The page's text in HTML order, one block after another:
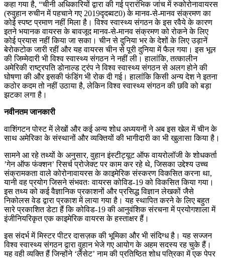
कहा गया है, “चीनी अधिकारियों द्वारा की गई प्रारंभिक जांच में रुकोरोनावायरस
(रुवुहान रुचीन में पहचाने गए 2019दृदब्वट0) के मानव-से-मानव संक्रमण का
कोई स्पष्ट प्रमाण नहीं मिला है। विश्व स्वास्थ्य संगठन के इस रवैये के कारण
इतने भयानक वायरस के बावजूद मानव-से-मानव संक्रमण को रोकने के लिए
कोई प्रयास नहीं किया जा सका। चीन से दुनिया भर के देशों के लिए उड़ानें
बेरोकटोक जारी रहीं और यह वायरस चीन से पूरी दुनिया में फैल गया। इस भूल
की जिम्मेदारी भी विश्व स्वास्थ्य संगठन ने नहीं ली। हालांकि, तत्कालीन
अमेरिकी राष्ट्रपति डोनाल्ड ट्रंप ने विश्व स्वास्थ्य संगठन से अलग होने की
घोषणा की और इसकी फंडिंग भी रोक दी गई। हालांकि किसी अन्य देश ने इतना
कठोर कदम तो नहीं उठाया है, लेकिन विश्व स्वास्थ्य संगठन की छवि को बड़ा
झटका लगा है।
नवीनतम जानकारी
वाशिंगटन पोस्ट में लेखों और कई अन्य शोध अध्ययनों ने अब इस खेल में चीन के
साथ अमेरिका के संस्थानों और व्यक्तियों की भागीदारी का भी खुलासा किया है।
सामने आ रहे तथ्यों के अनुसार, वुहान इंस्टीट्यूट ऑफ वायरोलॉजी के शोधकर्ता
’गेन ऑफ फंक्शन’ रिसर्च प्रोजेक्ट पर काम कर रहे थे, जिसका उद्देश्य उच्च
संक्रामकता वाले कोरोनावायरस के काइमेरिक संस्करण विकसित करना था,
यानी वह प्रयोग जिसने संभवतः वायरस कोविड-19 को विकसित किया गया।
इस तथ्य को कई वैज्ञानिक प्रकाशनों और प्रसिद्ध विज्ञान लेखकों जैसे
निकोलस वेड द्वारा प्रकाश में लाया गया है। यह स्थापित करने के लिए बहुत
सारे प्रकाशित डेटा हैं कि कोविड-19 की आनुवंशिक संरचना में प्रयोगशाला में
इंजीनियरिकृत एक काइमेरिक वायरस के हस्ताक्षर हैं।
इस संदर्भ में मिस्टर पीटर दासज़क की भूमिका और भी संदिग्ध है। यह सज्जन
विश्व स्वास्थ्य संगठन द्वारा वुहान भेजे गए आयोग के अहम सदस्य रह चुके हैं।
यह वही व्यक्ति हैं जिन्होंने ‘लैंसेट’ नाम की प्रतिष्ठित शोध पत्रिका में एक पेपर